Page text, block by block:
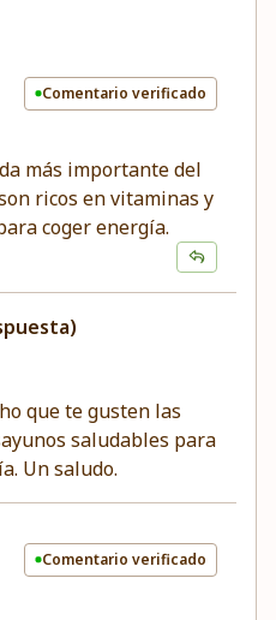
Comentario verificado
más importante del
ricos en vitaminas y
coger energía.
que te gusten las
saludables para
Un saludo.
Comentario verificado